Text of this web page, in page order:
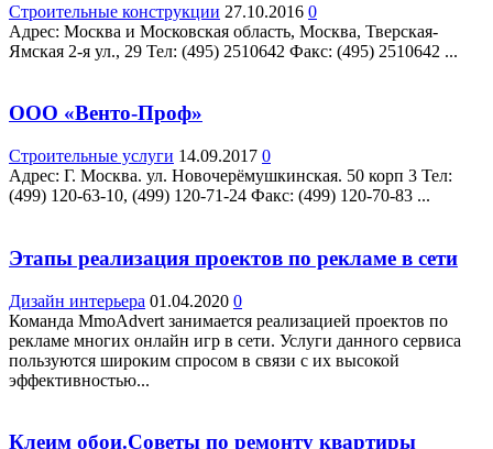
Строительные конструкции 27.10.2016 0
Адрес: Москва и Московская область, Москва, Тверская-
Ямская 2-я ул., 29 Teл: (495) 2510642 Факс: (495) 2510642 ...
ООО «Венто-Проф»
Строительные услуги 14.09.2017 0
Адрес: Г. Москва. ул. Новочерёмушкинская. 50 корп 3 Teл:
(499) 120-63-10, (499) 120-71-24 Факс: (499) 120-70-83 ...
Этапы реализация проектов по рекламе в сети
Дизайн интерьера 01.04.2020 0
Команда MmoAdvert занимается реализацией проектов по
рекламе многих онлайн игр в сети. Услуги данного сервиса
пользуются широким спросом в связи с их высокой
эффективностью...
Клеим обои.Советы по ремонту квартиры